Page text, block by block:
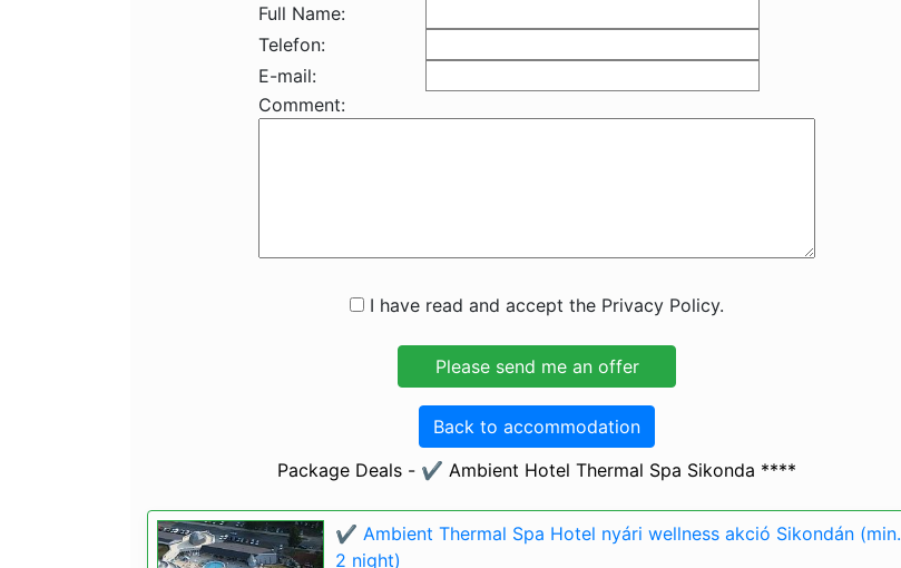
Full Name:
Telefon:
E-mail:
Comment:
I have read and accept the Privacy Policy.
Back to accommodation
Package Deals - ✔️ Ambient Hotel Thermal Spa Sikonda ****
✔️ Ambient Thermal Spa Hotel nyári wellness akció Sikondán (min.
2 night)